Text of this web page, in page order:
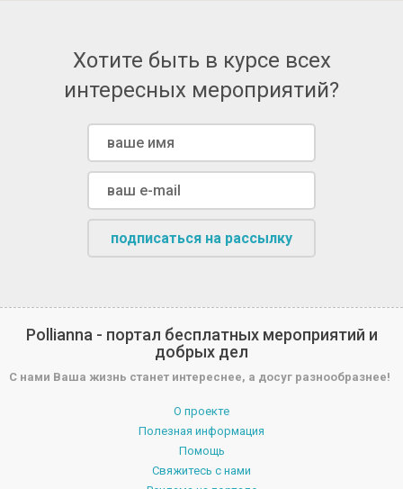
Хотите быть в курсе всех
интересных мероприятий?
подписаться на рассылку
Pollianna - портал бесплатных мероприятий и
добрых дел
С нами Ваша жизнь станет интереснее, а досуг разнообразнее!
О проекте
Полезная информация
Помощь
Свяжитесь с нами